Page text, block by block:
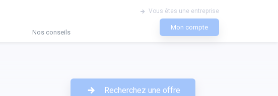
Nos conseils
Mon compte
Vous êtes une entreprise
Recherchez une offre